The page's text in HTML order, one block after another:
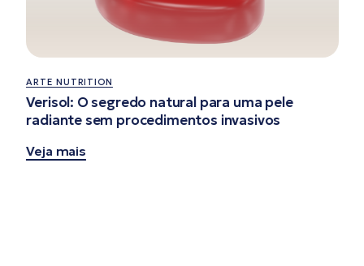
ARTE NUTRITION
Verisol: O segredo natural para uma pele
radiante sem procedimentos invasivos
Veja mais